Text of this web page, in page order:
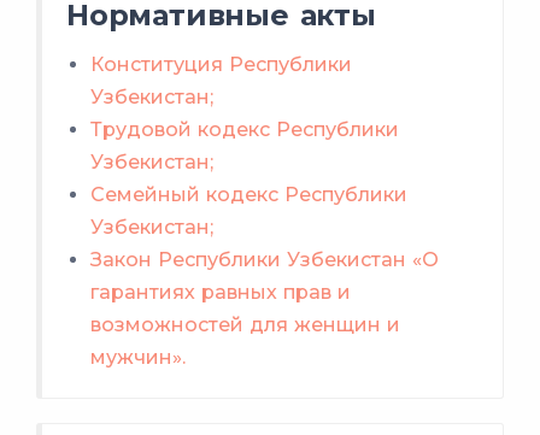
Нормативные акты
Конституция Республики
Узбекистан;
Трудовой кодекс Республики
Узбекистан;
Семейный кодекс Республики
Узбекистан;
Закон Республики Узбекистан «О
гарантиях равных прав и
возможностей для женщин и
мужчин».